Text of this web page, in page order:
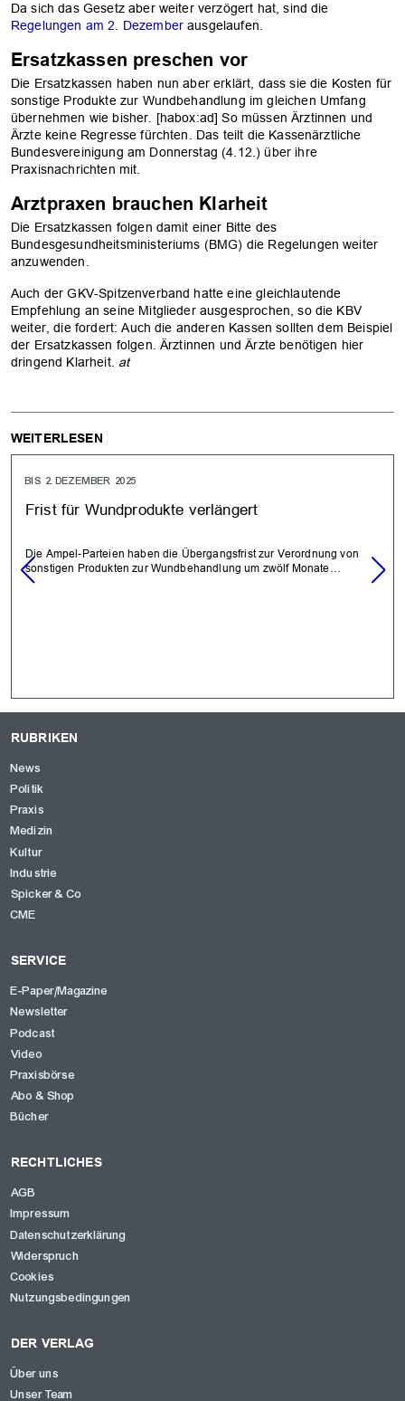
OK
Da sich das Gesetz aber weiter verzögert hat, sind die
Regelungen am 2. Dezember ausgelaufen.
Ersatzkassen preschen vor
Die Ersatzkassen haben nun aber erklärt, dass sie die Kosten für
sonstige Produkte zur Wundbehandlung im gleichen Umfang
übernehmen wie bisher. [habox:ad] So müssen Ärztinnen und
Ärzte keine Regresse fürchten. Das teilt die Kassenärztliche
Bundesvereinigung am Donnerstag (4.12.) über ihre
Praxisnachrichten mit.
Arztpraxen brauchen Klarheit
Die Ersatzkassen folgen damit einer Bitte des
Bundesgesundheitsministeriums (BMG) die Regelungen weiter
anzuwenden.
Auch der GKV-Spitzenverband hatte eine gleichlautende
Empfehlung an seine Mitglieder ausgesprochen, so die KBV
weiter, die fordert: Auch die anderen Kassen sollten dem Beispiel
der Ersatzkassen folgen. Ärztinnen und Ärzte benötigen hier
dringend Klarheit. at
WEITERLESEN
BIS 2. DEZEMBER 2025
Frist für Wundprodukte verlängert
Die Ampel-Parteien haben die Übergangsfrist zur Verordnung von
sonstigen Produkten zur Wundbehandlung um zwölf Monate…
RUBRIKEN
News
Politik
Praxis
Medizin
Kultur
Industrie
Spicker & Co
CME
SERVICE
E-Paper/Magazine
Newsletter
Podcast
Video
Praxisbörse
Abo & Shop
Bücher
RECHTLICHES
AGB
Impressum
Datenschutzerklärung
Widerspruch
Cookies
Nutzungsbedingungen
DER VERLAG
Über uns
Unser Team